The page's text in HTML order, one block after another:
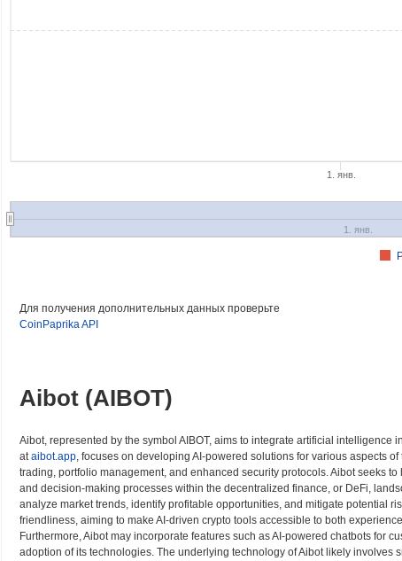
1. янв.
1. янв.
Для получения дополнительных данных проверьте
CoinPaprika API
Aibot (AIBOT)
Aibot, represented by the symbol AIBOT, aims to integrate artificial intelligence
ataibot.app, focuses on developing AI-powered solutions for various aspects
trading, portfolio management, and enhanced security protocols. Aibot seeks
and decision-making processes within the decentralized finance, or DeFi,
analyze market trends, identify profitable opportunities, and mitigate potential
friendliness, aiming to make AI-driven crypto tools accessible to both
Furthermore, Aibot may incorporate features such as AI-powered chatbots for
adoption of its technologies. The underlying technology of Aibot likely involves